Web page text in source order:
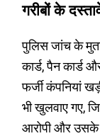
गरीबों के
पुलिस जांच के
कार्ड, पैन कार्ड
फर्जी कंपनियां
भी खुलवाए गए,
आरोपी और उसके